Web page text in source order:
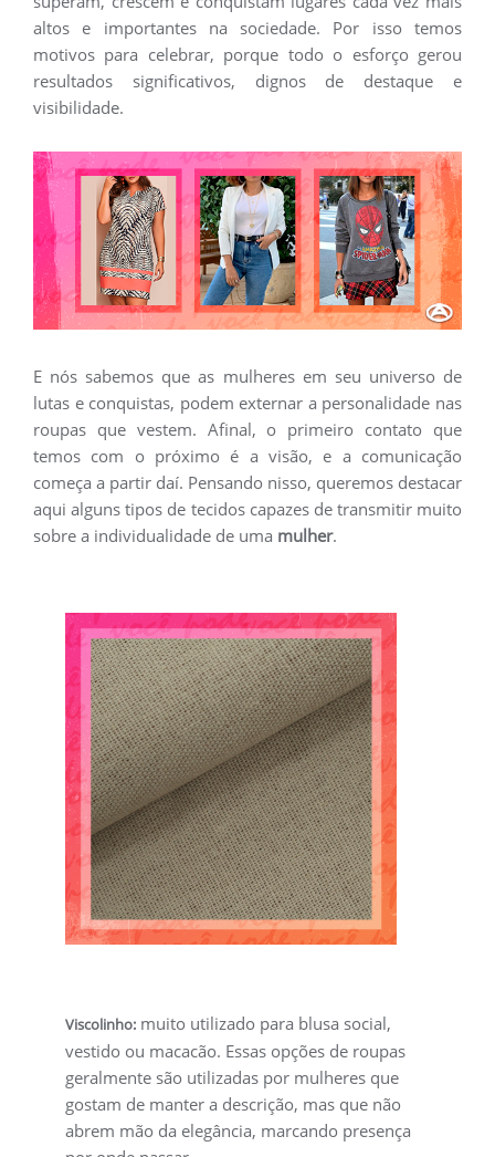
altos e importantes na sociedade. Por isso temos
motivos para celebrar, porque todo o esforço gerou
resultados significativos, dignos de destaque e
visibilidade.
E nós sabemos que as mulheres em seu universo de
lutas e conquistas, podem externar a personalidade nas
roupas que vestem. Afinal, o primeiro contato que
temos com o próximo é a visão, e a comunicação
começa a partir daí. Pensando nisso, queremos destacar
aqui alguns tipos de tecidos capazes de transmitir muito
sobre a individualidade de uma mulher.
Viscolinho:muito utilizado para blusa social,
vestido ou macacão. Essas opções de roupas
geralmente são utilizadas por mulheres que
gostam de manter a descrição, mas que não
abrem mão da elegância, marcando presença